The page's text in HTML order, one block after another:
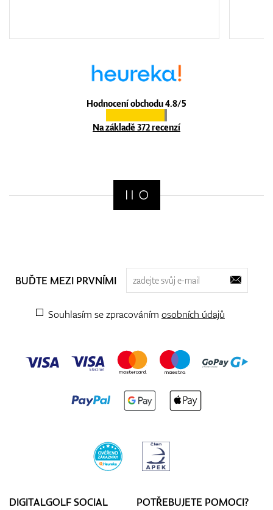
Hodnocení obchodu 4.8/5
Na základě 372 recenzí
BUĎTE MEZI PRVNÍMI
Souhlasím se zpracováním osobních údajů
DIGITALGOLF SOCIAL
POTŘEBUJETE POMOCI?